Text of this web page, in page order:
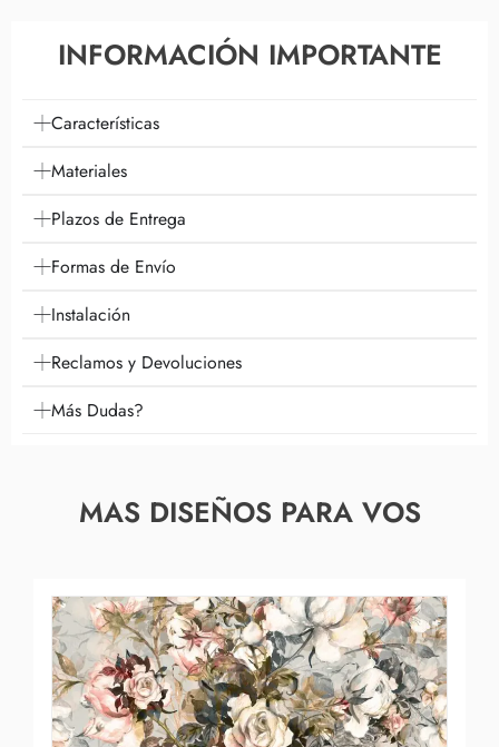
INFORMACIÓN IMPORTANTE
Características
Materiales
Plazos de Entrega
Formas de Envío
Instalación
Reclamos y Devoluciones
Más Dudas?
MAS DISEÑOS PARA VOS